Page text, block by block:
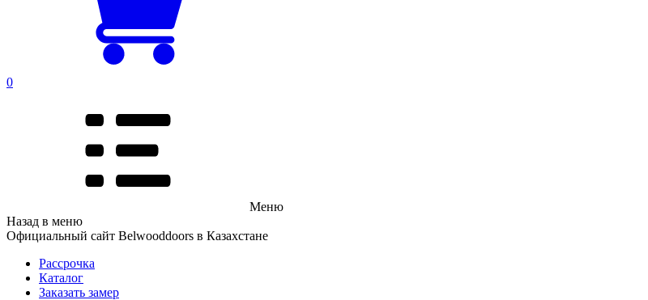
0
Меню
Назад в меню
Официальный сайт Belwooddoors в Казахстане
Рассрочка
Каталог
Заказать замер